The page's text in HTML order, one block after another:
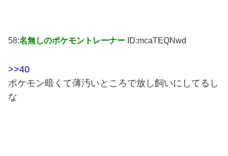
58:名無しのポケモントレーナー ID:mcaTEQNwd
>>40
ポケモン暗くて薄汚いところで放し飼いにしてるし
な